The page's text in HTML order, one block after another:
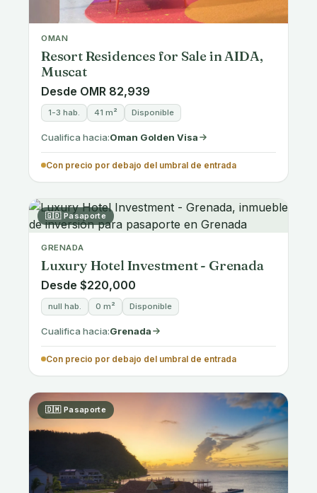
GREECE · GALATSI, ATHENS
Modern Furnished Apartments in
Galatsi, Athens, Ideal for Golden Visa
Desde €250,000
1 hab. 33-45 m² Disponible
Cualifica hacia:Greece Golden Visa
Con precio en o por encima del umbral de entrada
Modern Apartments in Peristeri,
Athens
Desde €250,000
3 hab. 50-120 m² Disponible
Con precio en o por encima del umbral de entrada
🇬🇷 Permiso de residencia